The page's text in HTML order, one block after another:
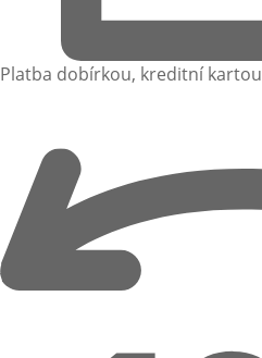
Platba dobírkou, kreditní kartou